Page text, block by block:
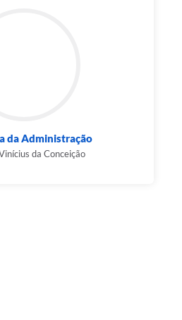
da Administração
da Conceição